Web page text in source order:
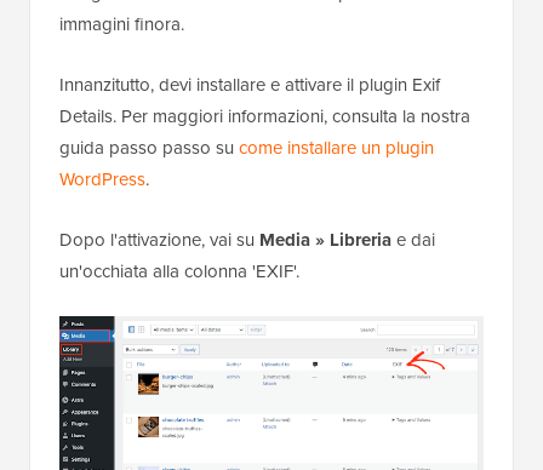
immagini finora.
Innanzitutto, devi installare e attivare il plugin Exif
Details. Per maggiori informazioni, consulta la nostra
guida passo passo su come installare un plugin
WordPress.
Dopo l'attivazione, vai su Media » Libreriae dai
un'occhiata alla colonna 'EXIF'.